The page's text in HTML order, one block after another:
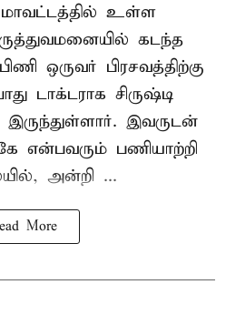
மாவட்டத்தில் உள்ள
கடந்த
ஒருவர் பிரசவத்திற்கு
டாக்டராக சிருஷ்டி
இவருடன்
என்பவரும் பணியாற்றி
அன்றி ...
More